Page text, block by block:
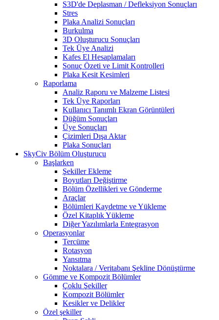
S3D'de Deplasman / Defleksiyon Sonuçları
Stres
Plaka Analizi Sonuçları
Burkulma
3D Oluşturucu Sonuçları
Tek Üye Analizi
Kafes El Hesaplamaları
Sonuç Özeti ve Limit Kontrolleri
Plaka Kesit Kesimleri
Raporlama
Analiz Raporu ve Malzeme Listesi
Tek Üye Raporları
Kullanıcı Tanımlı Ekran Görüntüleri
Düğüm Sonuçları
Üye Sonuçları
Çizimleri Dışa Aktar
Plaka Sonuçları
SkyCiv Bölüm Oluşturucu
Başlarken
Şekiller Ekleme
Boyutları Değiştirme
Bölüm Özellikleri ve Gönderme
Araçlar
Bölümleri Kaydetme ve Yükleme
Özel Kitaplık Yükleme
Diğer Yazılımlarla Entegrasyon
Operasyonlar
Tercüme
Rotasyon
Yansıtma
Noktalara / Veritabanı Şekline Dönüştürme
Gömme ve Kompozit Bölümler
Çoklu Şekiller
Kompozit Bölümler
Kesikler ve Delikler
Özel şekiller